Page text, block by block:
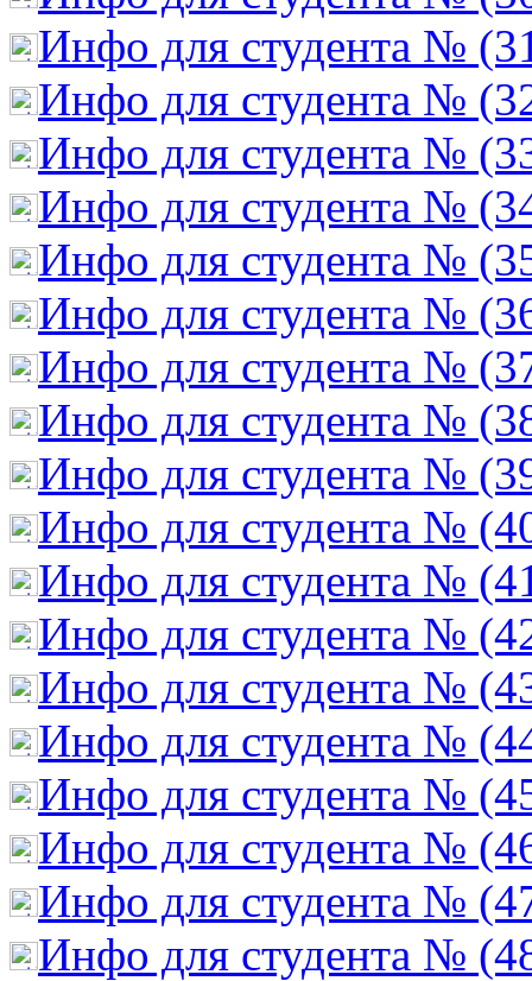
Инфо для студента №
Инфо для студента №
Инфо для студента №
Инфо для студента №
Инфо для студента №
Инфо для студента №
Инфо для студента №
Инфо для студента №
Инфо для студента №
Инфо для студента №
Инфо для студента №
Инфо для студента №
Инфо для студента №
Инфо для студента №
Инфо для студента №
Инфо для студента №
Инфо для студента №
Инфо для студента №